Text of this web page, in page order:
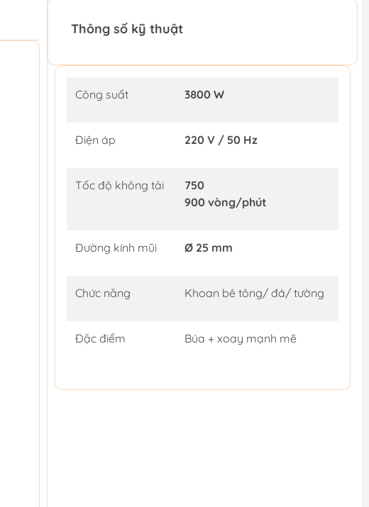
Thông số kỹ thuật
Công suất 3800 W
Điện áp 220 V / 50 Hz
Tốc độ không tải
750
900 vòng/phút
Đường kính mũi Ø 25 mm
Chức năng Khoan bê tông/ đá/ tường
Đặc điểm Búa + xoay mạnh mẽ